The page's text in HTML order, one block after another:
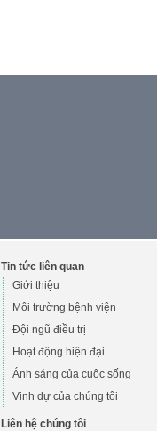
Tin tức liên quan
Giới thiệu
Môi trường bệnh viện
Đội ngũ điều trị
Hoạt động hiện đại
Ánh sáng của cuộc sống
Vinh dự của chúng tôi
Liên hệ chúng tôi